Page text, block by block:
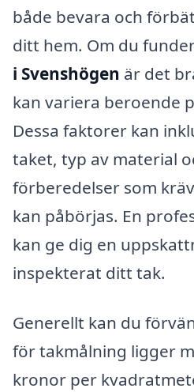
både bevara och
ditt hem. Om du
i Svenshögen är det
kan variera beroende
Dessa faktorer kan
taket, typ av material
förberedelser som
kan påbörjas. En
kan ge dig en
inspekterat ditt tak.
Generellt kan du
för takmålning ligger
kronor per